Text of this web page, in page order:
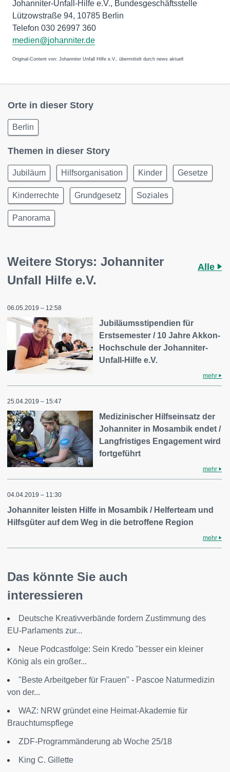
Johanniter-Unfall-Hilfe e.V., Bundesgeschäftsstelle
Lützowstraße 94, 10785 Berlin
Telefon 030 26997 360
medien@johanniter.de
Original-Content von: Johanniter Unfall Hilfe e.V., übermittelt durch news aktuell
Orte in dieser Story
Berlin
Themen in dieser Story
Jubiläum Hilfsorganisation Kinder Gesetze
Kinderrechte Grundgesetz Soziales
Panorama
Weitere Storys: Johanniter
Unfall Hilfe e.V.
Alle
06.05.2019 – 12:58
Jubiläumsstipendien für
Erstsemester / 10 Jahre Akkon-
Hochschule der Johanniter-
Unfall-Hilfe e.V.
mehr
25.04.2019 – 15:47
Medizinischer Hilfseinsatz der
Johanniter in Mosambik endet /
Langfristiges Engagement wird
fortgeführt
mehr
04.04.2019 – 11:30
Johanniter leisten Hilfe in Mosambik / Helferteam und
Hilfsgüter auf dem Weg in die betroffene Region
mehr
Das könnte Sie auch
interessieren
Deutsche Kreativverbände fordern Zustimmung des
EU-Parlaments zur...
Neue Podcastfolge: Sein Kredo "besser ein kleiner
König als ein großer...
"Beste Arbeitgeber für Frauen" - Pascoe Naturmedizin
von der...
WAZ: NRW gründet eine Heimat-Akademie für
Brauchtumspflege
ZDF-Programmänderung ab Woche 25/18
King C. Gillette